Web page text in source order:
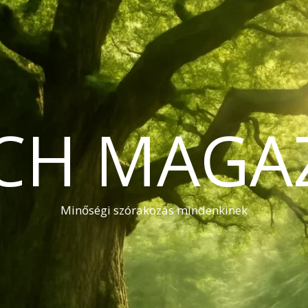
Minőségi szórakozás mindenkinek